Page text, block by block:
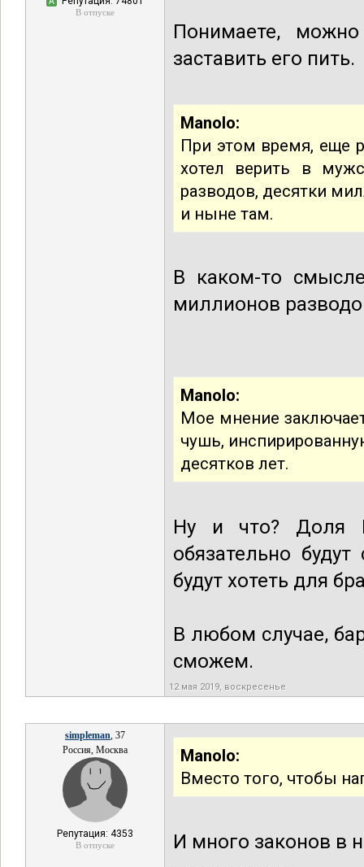
В отпуске
Понимаете,
заставить его пить.
Manolo:
При этом время, еще
хотел верить в
разводов, десятки
и ныне там.
В каком-то
миллионов
Manolo:
Мое мнение
чушь,
десятков лет.
Ну и что? Доля
обязательно
будут хотеть для
В любом случае,
сможем.
12 мая 2019, воскресенье
simpleman, 37
Россия, Москва
Репутация: 4353
В отпуске
Manolo:
Вместо того, чтобы
И много законов в